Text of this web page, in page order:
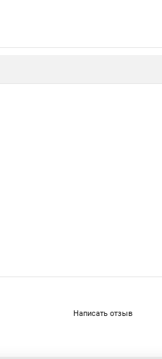
Написать отзыв